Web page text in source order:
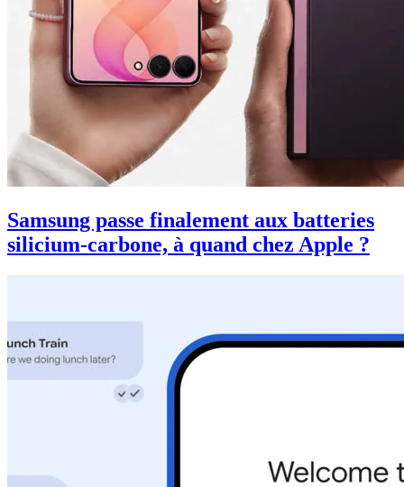
Samsung passe finalement aux batteries
silicium-carbone, à quand chez Apple ?